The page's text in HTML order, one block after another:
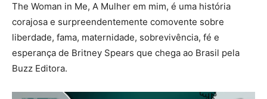
The Woman in Me, A Mulher em mim, é uma história
corajosa e surpreendentemente comovente sobre
liberdade, fama, maternidade, sobrevivência, fé e
esperança de Britney Spears que chega ao Brasil pela
Buzz Editora.